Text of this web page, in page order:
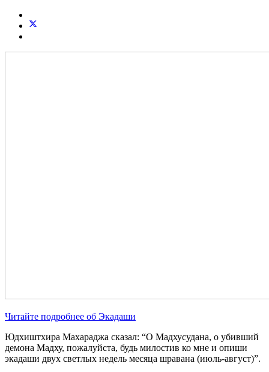
Читайте подробнее об Экадаши
Юдхиштхира Махараджа сказал: “О Мадхусудана, о убивший
демона Мадху, пожалуйста, будь милостив ко мне и опиши
экадаши двух светлых недель месяца шравана (июль-август)”.